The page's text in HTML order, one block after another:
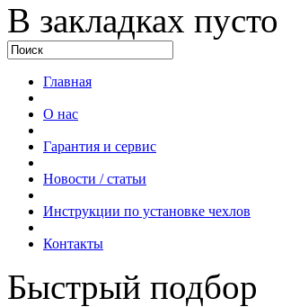
В закладках
Главная
О нас
Гарантия и сервис
Новости / статьи
Инструкции по установке чехлов
Контакты
Быстрый подбор